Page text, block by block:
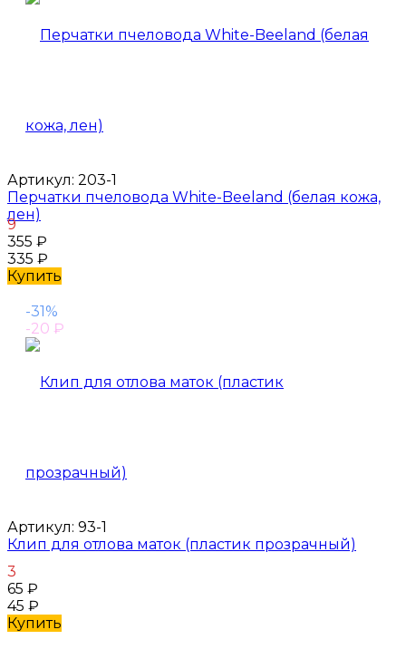
Артикул: 203-1
Перчатки пчеловода White-Beeland (белая кожа,
лен)
9
355 ₽
335 ₽
Купить
-31%
-20 ₽
Артикул: 93-1
Клип для отлова маток (пластик прозрачный)
3
65 ₽
45 ₽
Купить